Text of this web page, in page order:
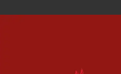
كلفة. ويبقى مستقبل كودي غاكبو